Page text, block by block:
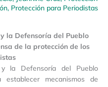
, Protección para Periodistas
la Defensoría del Pueblo
de la protección de los
la Defensoría del Pueblo
establecer mecanismos de